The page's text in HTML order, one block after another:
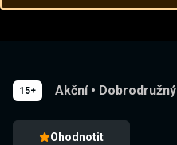
15+ Akční • Dobrodružný
Ohodnotit